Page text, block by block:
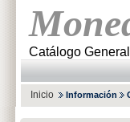
Catálogo
Inicio Información